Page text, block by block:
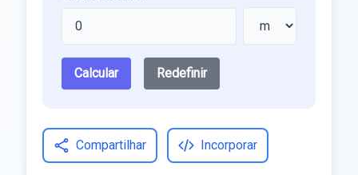
Calcular Redefinir
Compartilhar Incorporar